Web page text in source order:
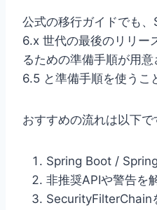
公式の移行ガイドでも
6.x 世代の最後のリリー
るための準備手順が用
6.5 と準備手順を使うこ
おすすめの流れは以下で
Spring Boot /
非推奨APIや警告を
SecurityFilterChain